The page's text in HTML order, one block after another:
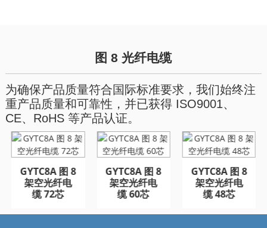
图 8 光纤电缆
为确保产品质量符合国际标准要求，我们始终注
重产品质量和可靠性，并已获得 ISO9001、
CE、RoHS 等产品认证。
GYTC8A 图 8
架空光纤电
缆 72芯
GYTC8A 图 8
架空光纤电
缆 60芯
GYTC8A 图 8
架空光纤电
缆 48芯
GYFTA53 铠装室外光
缆 96芯
GYFTA53 铠装室外光
缆 96芯